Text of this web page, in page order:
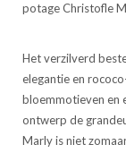
potage Christofle
Het verzilverd
elegantie en
bloemmotieven en
ontwerp de
Marly is niet